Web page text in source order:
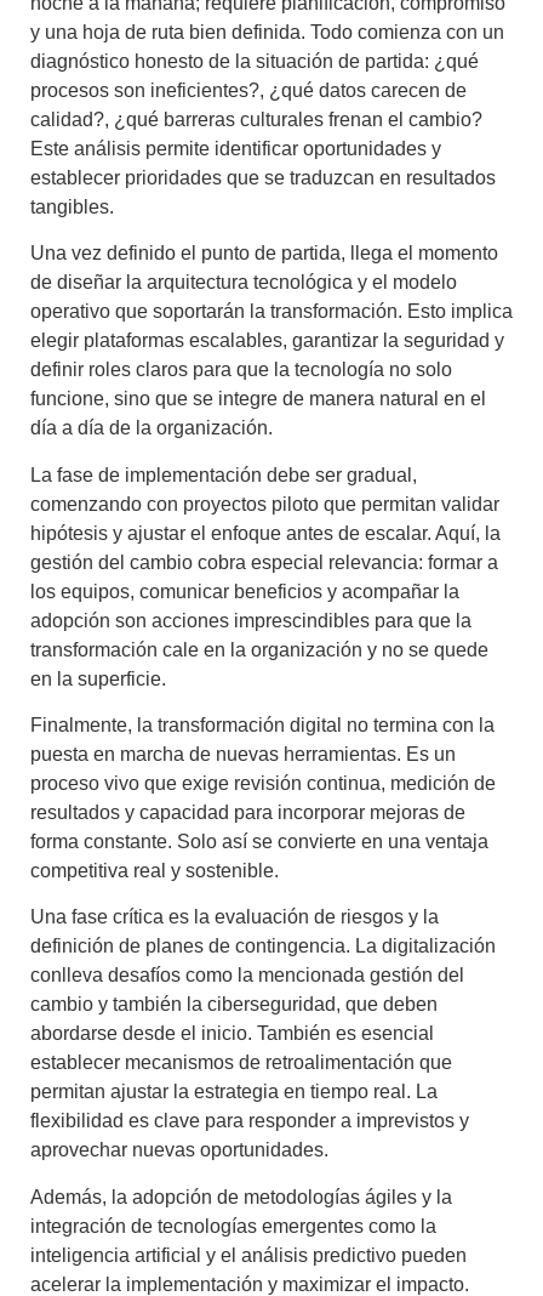
y una hoja de ruta bien definida. Todo comienza con un
diagnóstico honesto de la situación de partida: ¿qué
procesos son ineficientes?, ¿qué datos carecen de
calidad?, ¿qué barreras culturales frenan el cambio?
Este análisis permite identificar oportunidades y
establecer prioridades que se traduzcan en resultados
tangibles.
Una vez definido el punto de partida, llega el momento
de diseñar la arquitectura tecnológica y el modelo
operativo que soportarán la transformación. Esto implica
elegir plataformas escalables, garantizar la seguridad y
definir roles claros para que la tecnología no solo
funcione, sino que se integre de manera natural en el
día a día de la organización.
La fase de implementación debe ser gradual,
comenzando con proyectos piloto que permitan validar
hipótesis y ajustar el enfoque antes de escalar. Aquí, la
gestión del cambio cobra especial relevancia: formar a
los equipos, comunicar beneficios y acompañar la
adopción son acciones imprescindibles para que la
transformación cale en la organización y no se quede
en la superficie.
Finalmente, la transformación digital no termina con la
puesta en marcha de nuevas herramientas. Es un
proceso vivo que exige revisión continua, medición de
resultados y capacidad para incorporar mejoras de
forma constante. Solo así se convierte en una ventaja
competitiva real y sostenible.
Una fase crítica es la evaluación de riesgos y la
definición de planes de contingencia. La digitalización
conlleva desafíos como la mencionada gestión del
cambio y también la ciberseguridad, que deben
abordarse desde el inicio. También es esencial
establecer mecanismos de retroalimentación que
permitan ajustar la estrategia en tiempo real. La
flexibilidad es clave para responder a imprevistos y
aprovechar nuevas oportunidades.
Además, la adopción de metodologías ágiles y la
integración de tecnologías emergentes como la
inteligencia artificial y el análisis predictivo pueden
acelerar la implementación y maximizar el impacto.